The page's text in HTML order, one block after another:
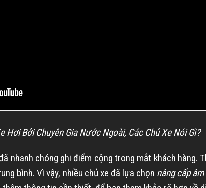
Hơi Bởi Chuyên Gia Nước Ngoài, Các Chủ Xe Nói Gì?
nhanh chóng ghi điểm cộng trong mắt khách hàng.
bình. Vì vậy, nhiều chủ xe đã lựa chọn nâng cấp